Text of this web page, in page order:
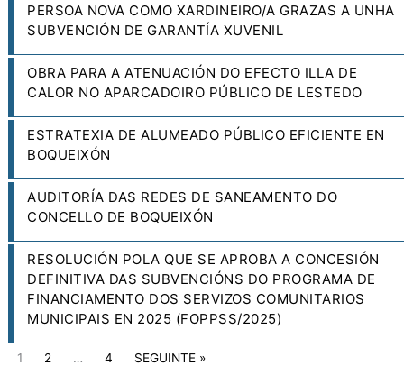
PERSOA NOVA COMO XARDINEIRO/A GRAZAS A UNHA
SUBVENCIÓN DE GARANTÍA XUVENIL
OBRA PARA A ATENUACIÓN DO EFECTO ILLA DE
CALOR NO APARCADOIRO PÚBLICO DE LESTEDO
ESTRATEXIA DE ALUMEADO PÚBLICO EFICIENTE EN
BOQUEIXÓN
AUDITORÍA DAS REDES DE SANEAMENTO DO
CONCELLO DE BOQUEIXÓN
RESOLUCIÓN POLA QUE SE APROBA A CONCESIÓN
DEFINITIVA DAS SUBVENCIÓNS DO PROGRAMA DE
FINANCIAMENTO DOS SERVIZOS COMUNITARIOS
MUNICIPAIS EN 2025 (FOPPSS/2025)
1 2 … 4 SEGUINTE »